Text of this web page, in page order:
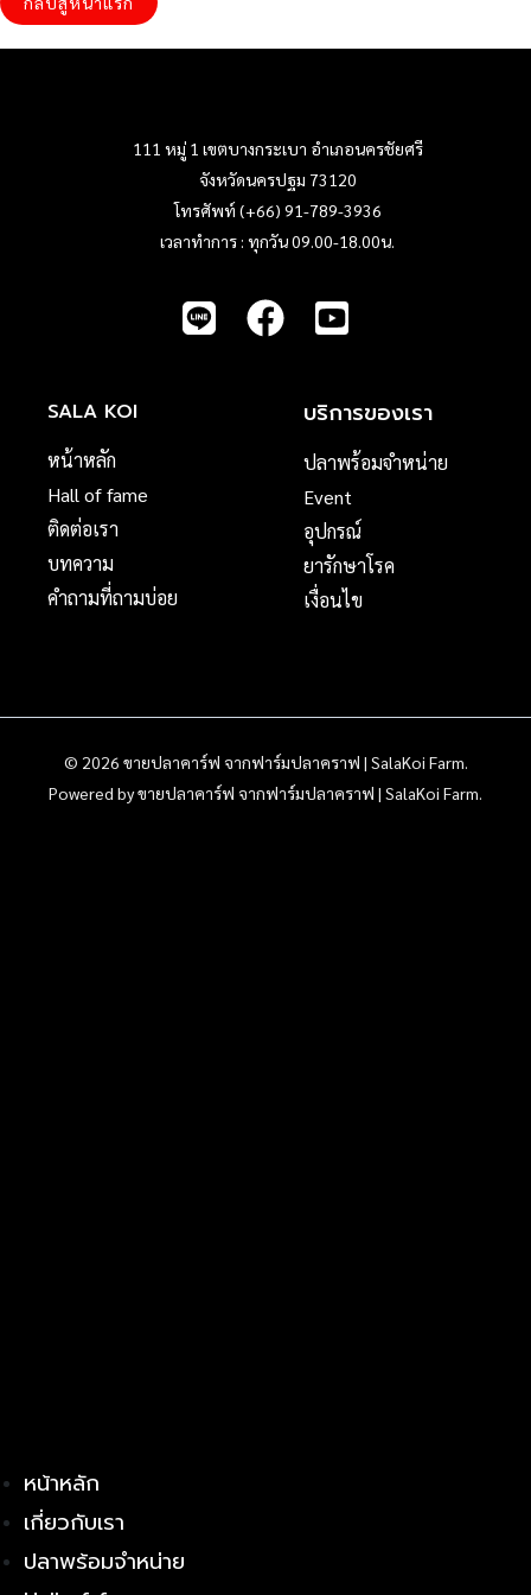
111 หมู่ 1 เขตบางกระเบา อำเภอนครชัยศรี
จังหวัดนครปฐม 73120
โทรศัพท์ (+66) 91-789-3936
เวลาทำการ : ทุกวัน 09.00-18.00น.
SALA KOI
หน้าหลัก
Hall of fame
ติดต่อเรา
บทความ
คำถามที่ถามบ่อย
บริการของเรา
ปลาพร้อมจำหน่าย
Event
อุปกรณ์
ยารักษาโรค
เงื่อนไข
© 2026 ขายปลาคาร์ฟ จากฟาร์มปลาคราฟ | SalaKoi Farm.
Powered by ขายปลาคาร์ฟ จากฟาร์มปลาคราฟ | SalaKoi Farm.
หน้าหลัก
เกี่ยวกับเรา
ปลาพร้อมจำหน่าย